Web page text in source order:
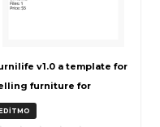
v1.0 a template for
furniture for
3 (ZIP)